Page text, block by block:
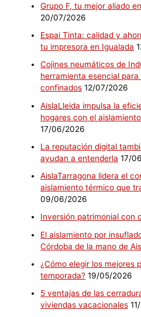
Grupo F, tu mejor aliado
20/07/2026
Espai Tinta: calidad y
tu impresora en Igualada
Cojines neumáticos de
herramienta esencial
confinados 12/07/2026
AislaLleida impulsa la
hogares con el
17/06/2026
La reputación digital
ayudan a entenderla 17/
AislaTarragona lidera el
aislamiento térmico que
09/06/2026
Inversión patrimonial con
El aislamiento por
Córdoba de la mano de
¿Cómo elegir los mejores
temporada? 19/05/2026
5 ventajas de las
viviendas vacacionales